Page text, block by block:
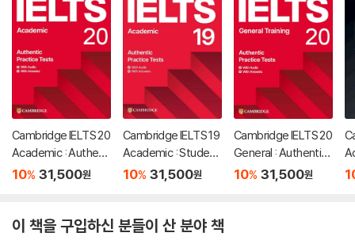
Cambridge IELTS 20
Academic : Authenti
c Practice Tests
10% 31,500원
Cambridge IELTS 19
Academic : Studen
t's Book with Answ
10% 31,500원
Cambridge IELTS 20
General : Authentic
Practice Tests
10% 31,500원
이 책을 구입하신 분들이 산 분야 책